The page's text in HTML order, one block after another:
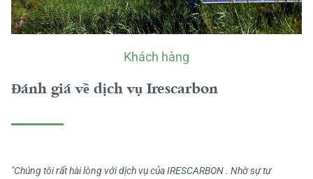
Khách hàng
Đánh giá về dịch vụ Irescarbon
"Chúng tôi rất hài lòng với dịch vụ của IRESCARBON . Nhờ sự tư